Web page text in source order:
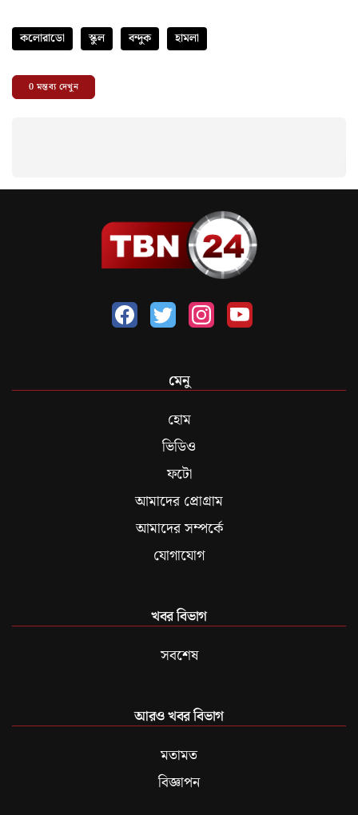
কলোরাডো স্কুল বন্দুক হামলা
0মন্তব্য দেখুন
মেনু
হোম
ভিডিও
ফটো
আমাদের প্রোগ্রাম
আমাদের সম্পর্কে
যোগাযোগ
খবর বিভাগ
সবশেষ
আরও খবর বিভাগ
মতামত
বিজ্ঞাপন